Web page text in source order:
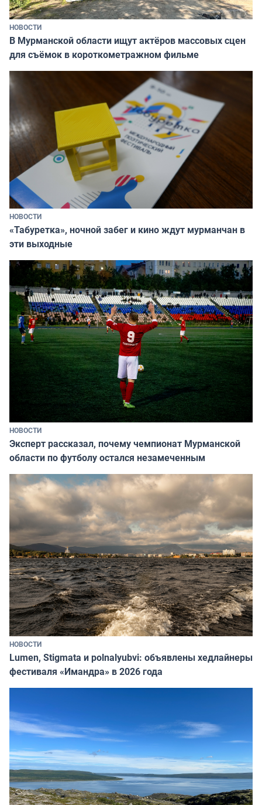
НОВОСТИ
В Мурманской области ищут актёров массовых сцен
для съёмок в короткометражном фильме
НОВОСТИ
«Табуретка», ночной забег и кино ждут мурманчан в
эти выходные
НОВОСТИ
Эксперт рассказал, почему чемпионат Мурманской
области по футболу остался незамеченным
НОВОСТИ
Lumen, Stigmata и polnalyubvi: объявлены хедлайнеры
фестиваля «Имандра» в 2026 года